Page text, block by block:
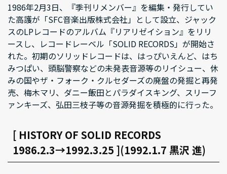
1986年2月3日、『季刊リメンバー』を編集・発行してい
た高護が「SFC音楽出版株式会社」として設立、ジャック
スのLPレコードのアルバム『リアリゼイション』をリリ
ースし、レコードレーベル「SOLID RECORDS」が開始さ
れた。初期のソリッドレコードは、はっぴいえんど、はち
みつぱい、頭脳警察などの未発表音源等のリイシュー、休
みの国やザ・フォーク・クルセダーズの廃盤の発掘と再発
売、梅木マリ、ダニー飯田とパラダイスキング、スリーフ
ァンキーズ、弘田三枝子等の音源発掘を積極的に行った。
[ HISTORY OF SOLID RECORDS
1986.2.3→1992.3.25 ](1992.1.7 黒沢 進)